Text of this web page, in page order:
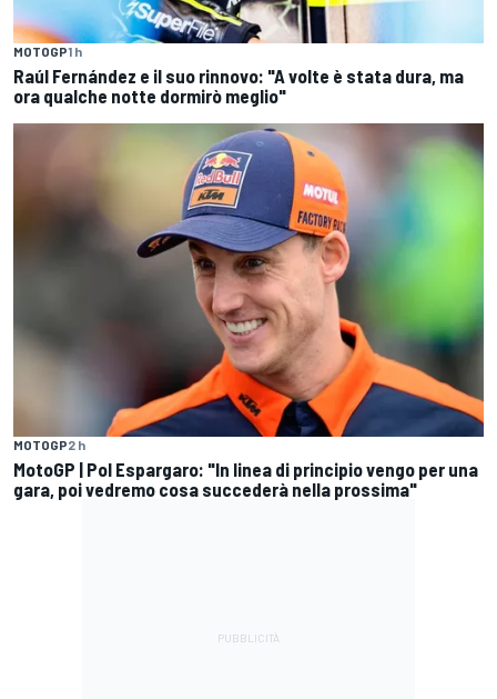
MOTOGP1 h
Raúl Fernández e il suo rinnovo: "A volte è stata dura, ma
ora qualche notte dormirò meglio"
MOTOGP2 h
MotoGP | Pol Espargaro: "In linea di principio vengo per una
gara, poi vedremo cosa succederà nella prossima"